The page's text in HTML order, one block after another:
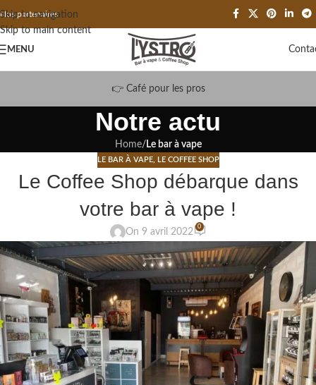
Skip to navigation
Skip to main content
Nos partenaires
MENU
👉 Café pour les pros
Notre actu
Home/ Le bar à vape
LE BAR À VAPE, LE COFFEE SHOP
Le Coffee Shop débarque dans
votre bar à vape !
On 9 avril 2022
0